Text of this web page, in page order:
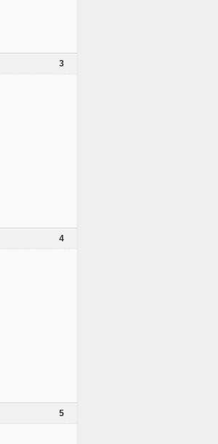
3
4
5